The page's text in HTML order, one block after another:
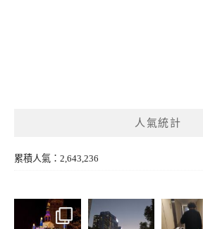
人氣統計
累積人氣：2,643,236